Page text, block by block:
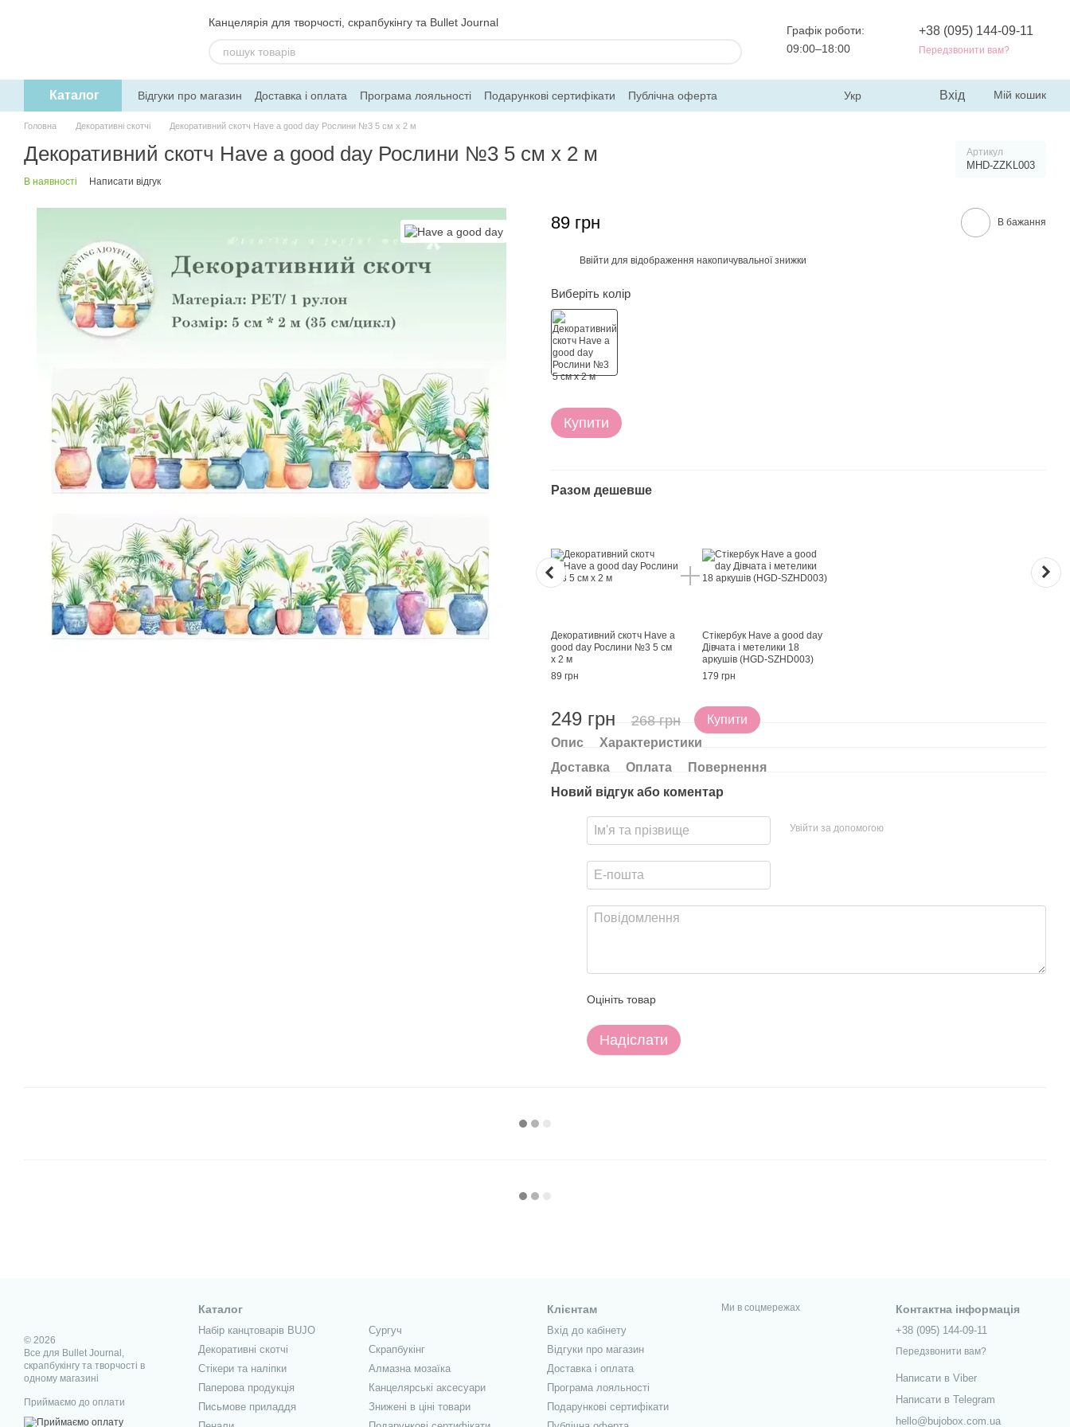
Канцелярія для творчості, скрапбукінгу та Bullet Journal
Графік роботи:
09:00–18:00
+38 (095) 144-09-11
Передзвонити вам?
Каталог Відгуки про магазин Доставка і оплата Програма лояльності Подарункові сертифікати
Публічна оферта
Угода користувача
Обмін та повернення Блог Контакти Про магазин
Укр Вхід Мій кошик
Головна Декоративні скотчі Декоративний скотч Have a good day Рослини №3 5 см x 2 м
Декоративний скотч Have a good day Рослини №3 5 см x 2 м Артикул
MHD-ZZKL003
В наявності Написати відгук
89 грн В бажання
Ввійти для відображення накопичувальної знижки
Виберіть колір
Купити
Разом дешевше
Декоративний скотч Have a
good day Рослини №3 5 см
x 2 м
89 грн
Стікербук Have a good day
Дівчата і метелики 18
аркушів (HGD-SZHD003)
179 грн
249 грн 268 грн Купити
Опис
Характеристики
Доставка
Оплата
Повернення
Новий відгук або коментар
Увійти за допомогою
Оцініть товар
Надіслати
© 2026
Все для Bullet Journal,
скрапбукінгу та творчості в
одному магазині
Приймаємо до оплати
Каталог
Набір канцтоварів BUJO
Декоративні скотчі
Стікери та наліпки
Паперова продукція
Письмове приладдя
Сургуч
Скрапбукінг
Алмазна мозаїка
Канцелярські аксесуари
Знижені в ціні товари
Клієнтам
Вхід до кабінету
Відгуки про магазин
Доставка і оплата
Програма лояльності
Подарункові сертифікати
Ми в соцмережах Контактна інформація
+38 (095) 144-09-11
Передзвонити вам?
Написати в Viber
Написати в Telegram
hello@bujobox.com.ua